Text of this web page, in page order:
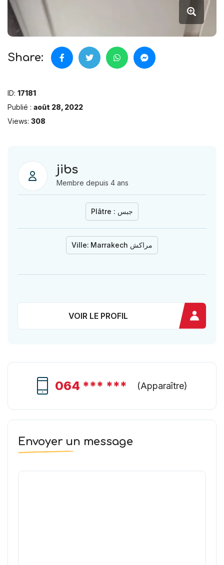
Share:
ID: 17181
Publié : août 28, 2022
Views: 308
jibs
Membre depuis 4 ans
Plâtre : جبس
Ville: Marrakech مراكش
VOIR LE PROFIL
064 *** *** (Apparaître)
Envoyer un message